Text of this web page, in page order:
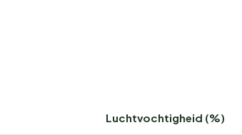
Luchtvochtigheid (%)